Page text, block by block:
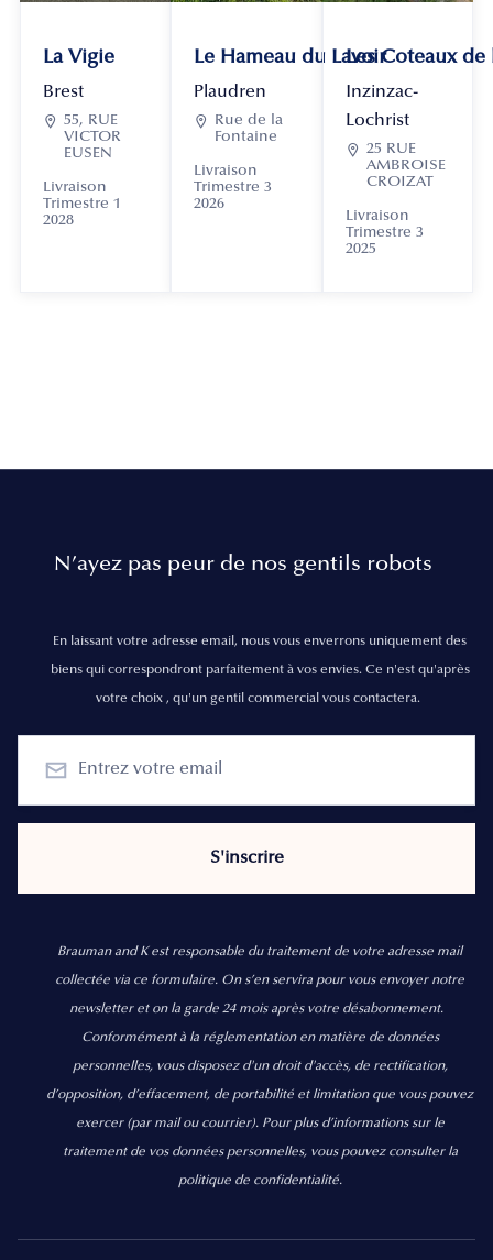
La Vigie
Brest
 55, RUE
VICTOR
EUSEN
Livraison
Trimestre 1
2028
Le Hameau du Lavoir
Plaudren

Rue de la
Fontaine
Livraison
Trimestre 3
2026
Les Coteaux
Inzinzac-
Lochrist
 25 RUE
AMBROISE
CROIZAT
Livraison
Trimestre 3
2025
N’ayez pas peur de nos gentils robots
En laissant votre adresse email, nous vous enverrons uniquement des
biens qui correspondront parfaitement à vos envies. Ce n'est qu'après
votre choix , qu'un gentil commercial vous contactera.
Brauman and K est responsable du traitement de votre adresse mail
collectée via ce formulaire. On s’en servira pour vous envoyer notre
newsletter et on la garde 24 mois après votre désabonnement.
Conformément à la réglementation en matière de données
personnelles, vous disposez d'un droit d'accès, de rectification,
d’opposition, d’effacement, de portabilité et limitation que vous pouvez
exercer (par mail ou courrier). Pour plus d’informations sur le
traitement de vos données personnelles, vous pouvez consulter la
politique de confidentialité.